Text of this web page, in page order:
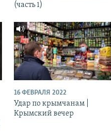
(часть 1)
16 ФЕВРАЛЯ 2022
Удар по крымчанам |
Крымский вечер